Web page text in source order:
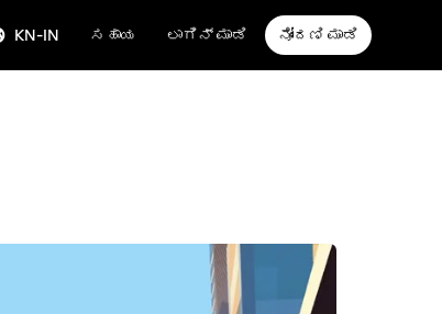
KN-IN ಸಹಾಯ ಲಾಗಿನ್ ಮಾಡಿ ನೋಂದಣಿ ಮಾಡಿ